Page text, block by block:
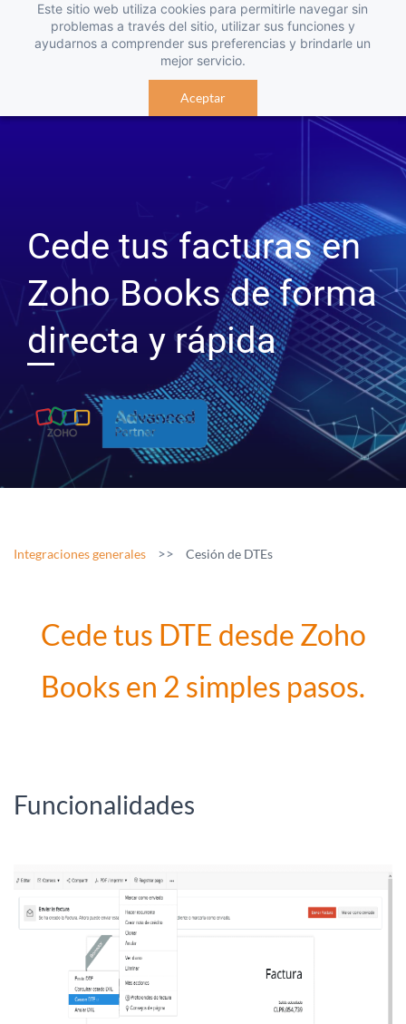
Este sitio web utiliza cookies para permitirle navegar sin
problemas a través del sitio, utilizar sus funciones y
ayudarnos a comprender sus preferencias y brindarle un
mejor servicio.
Aceptar
Cede tus facturas en
Zoho Books de forma
directa y rápida
Integraciones generales >> Cesión de DTEs
Cede tus DTE desde Zoho
Books en 2 simples pasos.
Funcionalidades